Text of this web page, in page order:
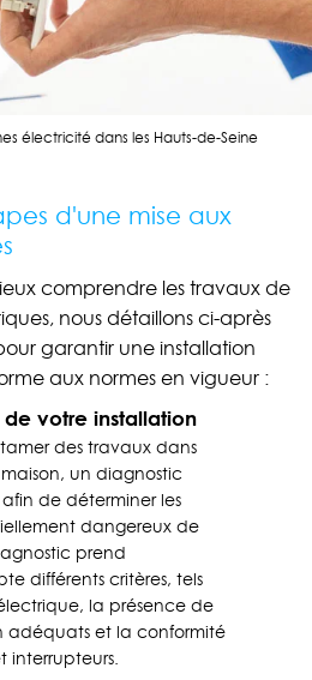
électricité dans les Hauts-de-Seine
d'une mise aux
comprendre les travaux de
nous détaillons ci-après
garantir une installation
aux normes en vigueur :
votre installation
des travaux dans
un diagnostic
de déterminer les
dangereux de
prend
différents critères, tels
la présence de
adéquats et la conformité
interrupteurs.